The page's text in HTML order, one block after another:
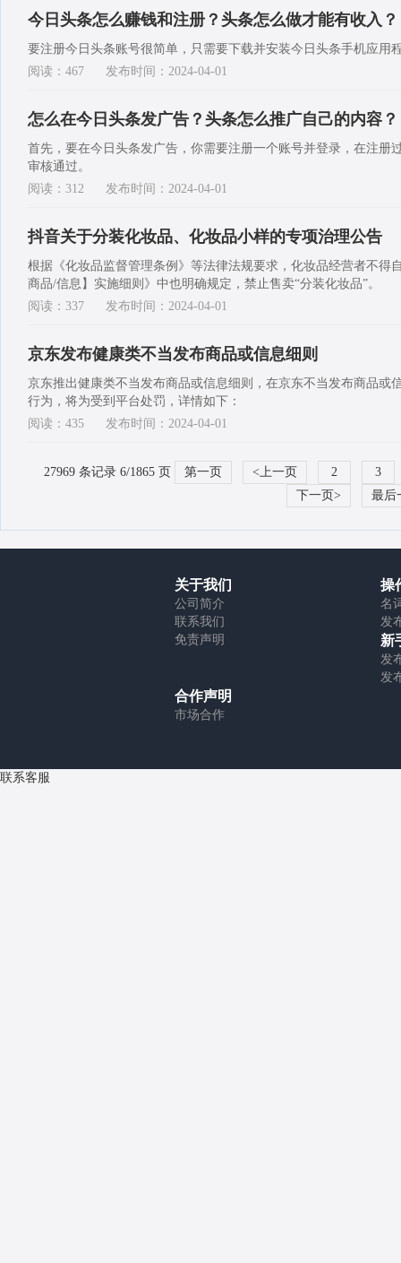
今日头条怎么赚钱和注册？头条怎么做才能有收入？
要注册今日头条账号很简单，只需要下载并安装今日头条手机应用
阅读：467
发布时间：2024-04-01
怎么在今日头条发广告？头条怎么推广自己的内容？
首先，要在今日头条发广告，你需要注册一个账号并登录，在注册
审核通过。
阅读：312
发布时间：2024-04-01
抖音关于分装化妆品、化妆品小样的专项治理公告
根据《化妆品监督管理条例》等法律法规要求，化妆品经营者不
商品/信息】实施细则》中也明确规定，禁止售卖“分装化妆品”。
阅读：337
发布时间：2024-04-01
京东发布健康类不当发布商品或信息细则
京东推出健康类不当发布商品或信息细则，在京东不当发布商品或
行为，将为受到平台处罚，详情如下：
阅读：435
发布时间：2024-04-01
27969 条记录 6/1865 页 第一页 <上一页 2
3
下一页>
最后
关于我们
公司简介
联系我们
免责声明
操
名
发
新
发
发
合作声明
市场合作
联系客服